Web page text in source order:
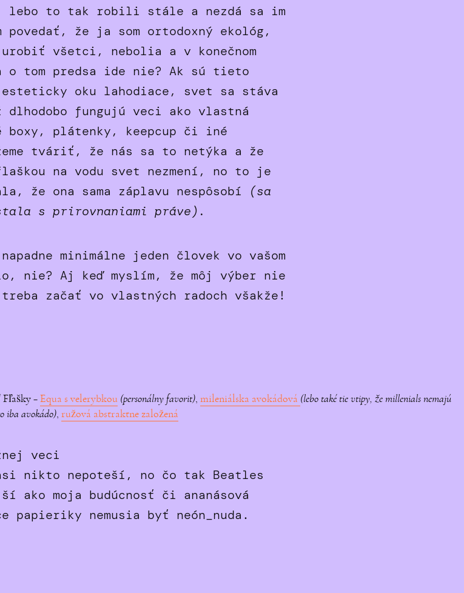
lebo to tak robili stále a nezdá sa im
povedať, že ja som ortodoxný ekológ,
všetci, nebolia a v konečnom
o tom predsa ide nie? Ak sú tieto
oku lahodiace, svet sa stáva
dlhodobo fungujú veci ako vlastná
boxy, plátenky, keepcup či iné
tváriť, že nás sa to netýka a že
na vodu svet nezmení, no to je
že ona sama záplavu nespôsobí
(sa
s prirovnaniami práve).
minimálne jeden človek vo vašom
nie? Aj keď myslím, že môj výber nie
začať vo vlastných radoch všakže!
Fľašky –Equa s velerybkou (personálny favorit),mileniálska avokádová (lebo také tie vtipy, že millenials nemajú
iba avokádo), ružová abstraktne založená
veci
nikto nepoteší, no čo tak Beatles
ako moja budúcnosť či ananásová
papieriky nemusia byť neón_nuda.